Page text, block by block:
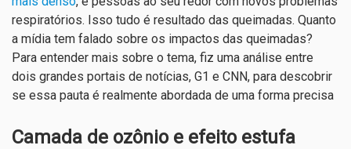
respiratórios. Isso tudo é resultado das queimadas. Quanto
a mídia tem falado sobre os impactos das queimadas?
Para entender mais sobre o tema, fiz uma análise entre
dois grandes portais de notícias, G1 e CNN, para descobrir
se essa pauta é realmente abordada de uma forma precisa
Camada de ozônio e efeito estufa